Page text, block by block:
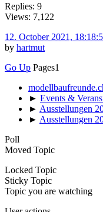
Replies: 9
Views: 7,122
12. October 2021,
by hartmut
Go Up Pages1
► Events &
► Ausstellungen
► Ausstellungen
Poll
Moved Topic
Locked Topic
Sticky Topic
Topic you are watching